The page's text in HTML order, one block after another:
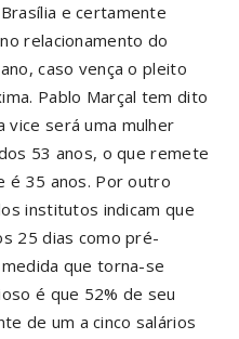
e certamente
relacionamento do
caso vença o pleito
Pablo Marçal tem dito
vice será uma mulher
53 anos, o que remete
é 35 anos. Por outro
institutos indicam que
25 dias como pré-
que torna-se
é que 52% de seu
de um a cinco salários